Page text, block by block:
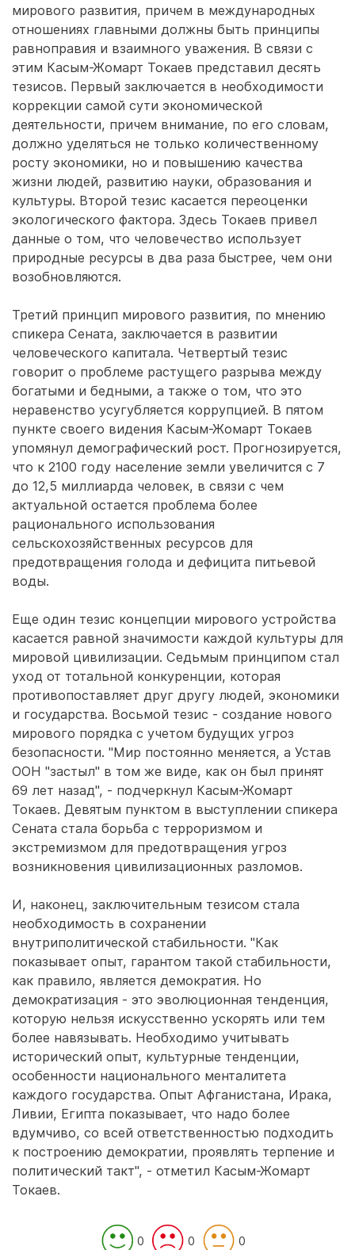
мирового развития, причем в международных
отношениях главными должны быть принципы
равноправия и взаимного уважения. В связи с
этим Касым-Жомарт Токаев представил десять
тезисов. Первый заключается в необходимости
коррекции самой сути экономической
деятельности, причем внимание, по его словам,
должно уделяться не только количественному
росту экономики, но и повышению качества
жизни людей, развитию науки, образования и
культуры. Второй тезис касается переоценки
экологического фактора. Здесь Токаев привел
данные о том, что человечество использует
природные ресурсы в два раза быстрее, чем они
возобновляются.
Третий принцип мирового развития, по мнению
спикера Сената, заключается в развитии
человеческого капитала. Четвертый тезис
говорит о проблеме растущего разрыва между
богатыми и бедными, а также о том, что это
неравенство усугубляется коррупцией. В пятом
пункте своего видения Касым-Жомарт Токаев
упомянул демографический рост. Прогнозируется,
что к 2100 году население земли увеличится с 7
до 12,5 миллиарда человек, в связи с чем
актуальной остается проблема более
рационального использования
сельскохозяйственных ресурсов для
предотвращения голода и дефицита питьевой
воды.
Еще один тезис концепции мирового устройства
касается равной значимости каждой культуры для
мировой цивилизации. Седьмым принципом стал
уход от тотальной конкуренции, которая
противопоставляет друг другу людей, экономики
и государства. Восьмой тезис - создание нового
мирового порядка с учетом будущих угроз
безопасности. "Мир постоянно меняется, а Устав
ООН "застыл" в том же виде, как он был принят
69 лет назад", - подчеркнул Касым-Жомарт
Токаев. Девятым пунктом в выступлении спикера
Сената стала борьба с терроризмом и
экстремизмом для предотвращения угроз
возникновения цивилизационных разломов.
И, наконец, заключительным тезисом стала
необходимость в сохранении
внутриполитической стабильности. "Как
показывает опыт, гарантом такой стабильности,
как правило, является демократия. Но
демократизация - это эволюционная тенденция,
которую нельзя искусственно ускорять или тем
более навязывать. Необходимо учитывать
исторический опыт, культурные тенденции,
особенности национального менталитета
каждого государства. Опыт Афганистана, Ирака,
Ливии, Египта показывает, что надо более
вдумчиво, со всей ответственностью подходить
к построению демократии, проявлять терпение и
политический такт", - отметил Касым-Жомарт
Токаев.
0 0 0